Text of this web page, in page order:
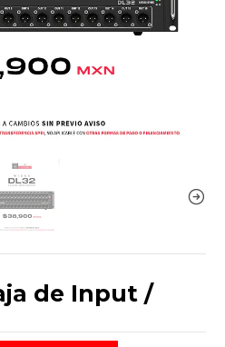
de Input /